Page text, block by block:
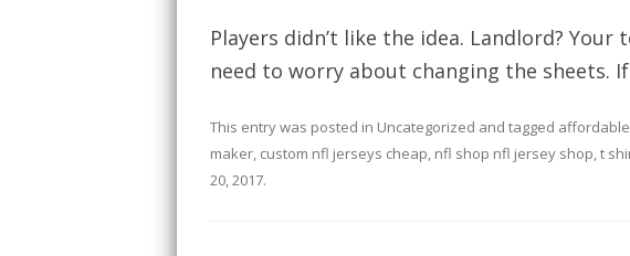
Players didn’t like the idea. Landlord? Your
need to worry about changing the sheets.
This entry was posted in Uncategorized and tagged
maker, custom nfl jerseys cheap, nfl shop nfl jersey shop,t
20, 2017.